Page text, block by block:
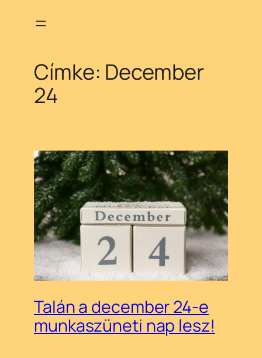
Címke: December
24
Talán a december 24-e
munkaszüneti nap lesz!